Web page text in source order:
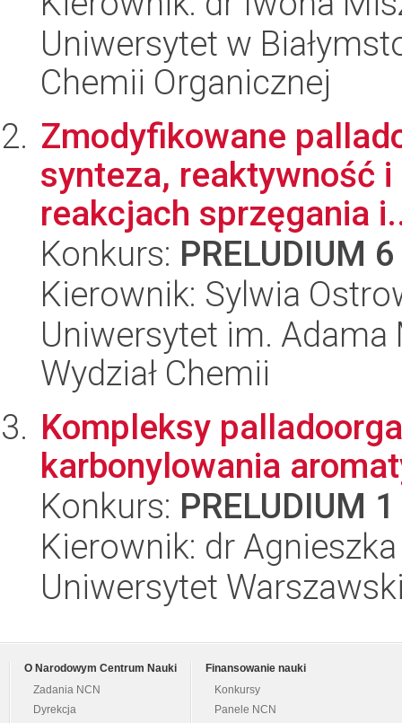
Uniwersytet w
Chemii Organicznej
Zmodyfikowane
synteza, reaktywność
reakcjach sprzęgania
Konkurs: PRELUDIUM 6
Kierownik: Sylwia
Uniwersytet im.
Wydział Chemii
Kompleksy
karbonylowania
Konkurs: PRELUDIUM 1
Kierownik: dr
Uniwersytet
O Narodowym Centrum Nauki
Zadania NCN
Dyrekcja
Finansowanie nauki
Konkursy
Panele NCN